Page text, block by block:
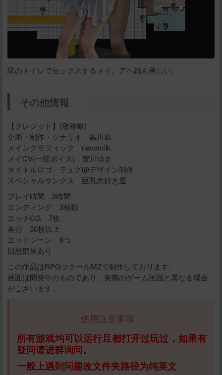
駅のトイレでセックスするメイ。アヘ顔も美しい。
その他情報
【クレジット】(敬称略)
企画・制作・シナリオ 黒川凪
メイングラフィック necomilk
メイCV(一部ボイス) 豊川ゆき
タイトルロゴ テュグ@デザイン制作
スペシャルサンクス 巨乳大好き屋
プレイ時間 2時間
エンディング 3種類
エッチCG 7枚
差分 30枚以上
エッチシーン 6つ
回想部屋あり
この作品はRPGツクールMZで制作しております。
画面は開発中のものであり、実際のゲーム画面と異なる場合
がございます。
使用注意事项：
所有游戏均可以运行且都打开过玩过，如果有
疑问请进群询问。
一般上遇到问题改文件夹路径为纯英文